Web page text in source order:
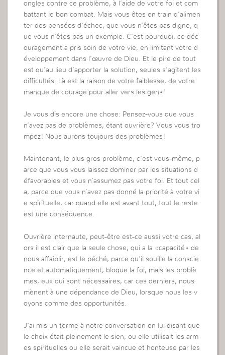
ongles contre ce problème, à l’aide de votre foi et com
battant le bon combat. Mais vous êtes en train d’alimen
ter des pensées d’échec, que vous n’êtes pas digne, q
ue vous n’êtes pas un exemple. C’est pourquoi, ce déc
ouragement a pris soin de votre vie, en limitant votre d
éveloppement dans l’œuvre de Dieu. Et le pire de tout
est qu’au lieu d’apporter la solution, seules s’agitent les
difficultés. Là est la raison de votre faiblesse, de votre
manque de courage pour aller vers les gens!
Je vous dis encore une chose: Pensez-vous que vous
n’avez pas de problèmes, étant ouvrière? Vous vous tro
mpez! Nous aurons toujours des problèmes!
Maintenant, le plus gros problème, c’est vous-même, p
arce que vous vous laissez dominer par les situations d
éfavorables et vous n’assumez pas votre foi. Et tout cel
a, parce que vous n’avez pas donné la priorité à votre vi
e spirituelle, car quand elle est avant tout, tout le reste
est une conséquence.
Ouvrière internaute, peut-être est-ce aussi votre cas, al
ors il est clair que la seule chose, qui a la «capacité» de
nous affaiblir, est le péché, parce qu’il souille la conscie
nce et automatiquement, bloque la foi, mais les problè
mes, eux oui sont nécessaires, car ces derniers, nous
mènent à une dépendance de Dieu, lorsque nous les v
oyons comme des opportunités.
J’ai mis un terme à notre conversation en lui disant que
le choix était pleinement le sien, ou elle utilisait les arm
es spirituelles ou elle serait vaincue et honteuse par les